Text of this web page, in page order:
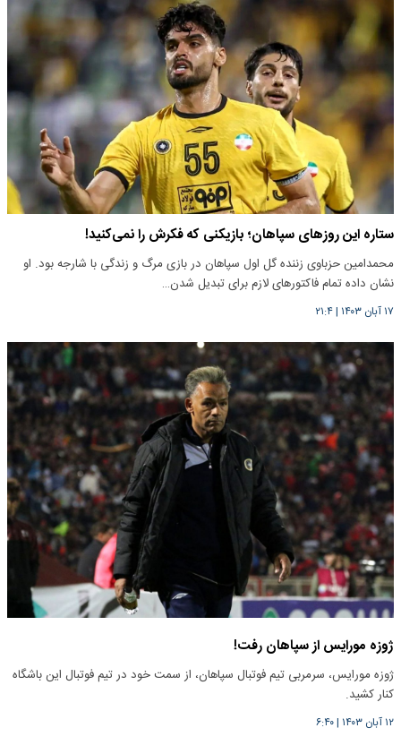
ستاره این روز‌های سپاهان؛ بازیکنی که فکرش را نمی‌کنید!
محمدامین حزباوی زننده گل اول سپاهان در بازی مرگ و زندگی با شارجه بود. او
نشان داده تمام فاکتور‌های لازم برای تبدیل شدن…
۱۷ آبان ۱۴۰۳ |۲۱:۴
ژوزه مورایس از سپاهان رفت!
ژوزه مورایس، سرمربی تیم فوتبال سپاهان، از سمت خود در تیم فوتبال این باشگاه
کنار کشید.
۱۲ آبان ۱۴۰۳ |۶:۴۰